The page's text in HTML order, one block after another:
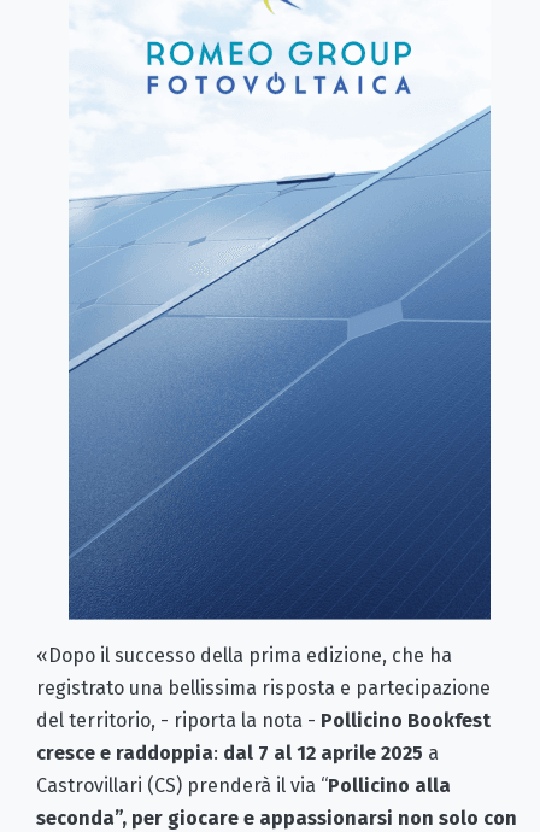
«Dopo il successo della prima edizione, che ha
registrato una bellissima risposta e partecipazione
del territorio, - riporta la nota - Pollicino Bookfest
cresce e raddoppia: dal 7 al 12 aprile 2025 a
Castrovillari (CS) prenderà il via “Pollicino alla
seconda”, per giocare e appassionarsi non solo con